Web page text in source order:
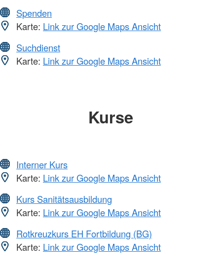
Spenden
Karte: Link zur Google Maps Ansicht
Suchdienst
Karte: Link zur Google Maps Ansicht
Kurse
Interner Kurs
Karte: Link zur Google Maps Ansicht
Kurs Sanitätsausbildung
Karte: Link zur Google Maps Ansicht
Rotkreuzkurs EH Fortbildung (BG)
Karte: Link zur Google Maps Ansicht